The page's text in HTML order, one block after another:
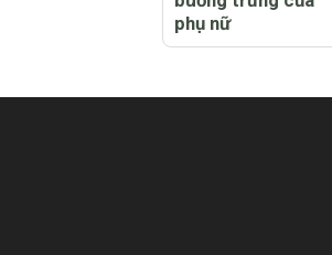
phụ nữ